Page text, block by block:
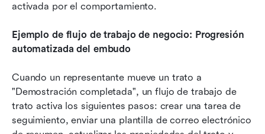
activada por el comportamiento.
Ejemplo de flujo de trabajo de negocio: Progresión
automatizada del embudo
Cuando un representante mueve un trato a
"Demostración completada", un flujo de trabajo de
trato activa los siguientes pasos: crear una tarea de
seguimiento, enviar una plantilla de correo electrónico